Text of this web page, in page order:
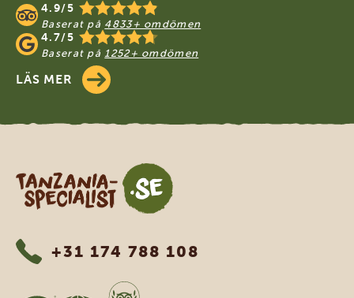
4.9/5
Baserat på 4833+ omdömen
4.7/5
Baserat på 1252+ omdömen
LÄS MER
Tanzania Specialist
+31 174 788 108